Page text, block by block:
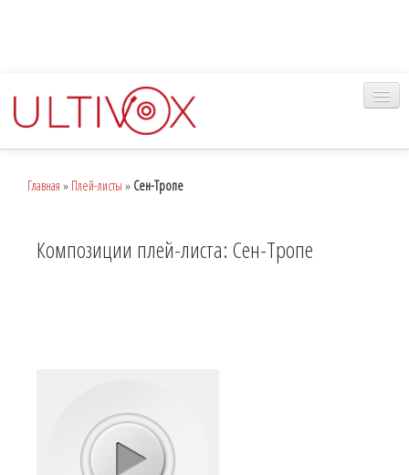
Главная
Наш сервис
Главная » Плей-листы » Сен-Тропе
Композиции плей-листа: Сен-Тропе